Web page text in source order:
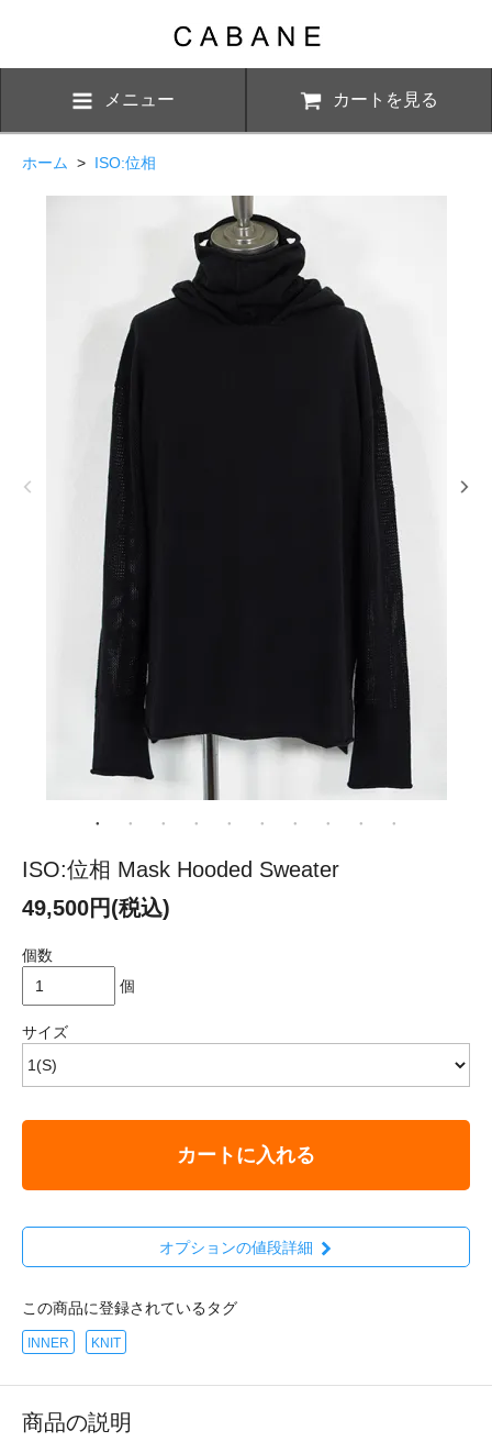
メニュー カートを見る
ホーム > ISO:位相
ISO:位相 Mask Hooded Sweater
49,500円(税込)
個数
個
サイズ
カートに入れる
オプションの値段詳細
この商品に登録されているタグ
INNER KNIT
商品の説明